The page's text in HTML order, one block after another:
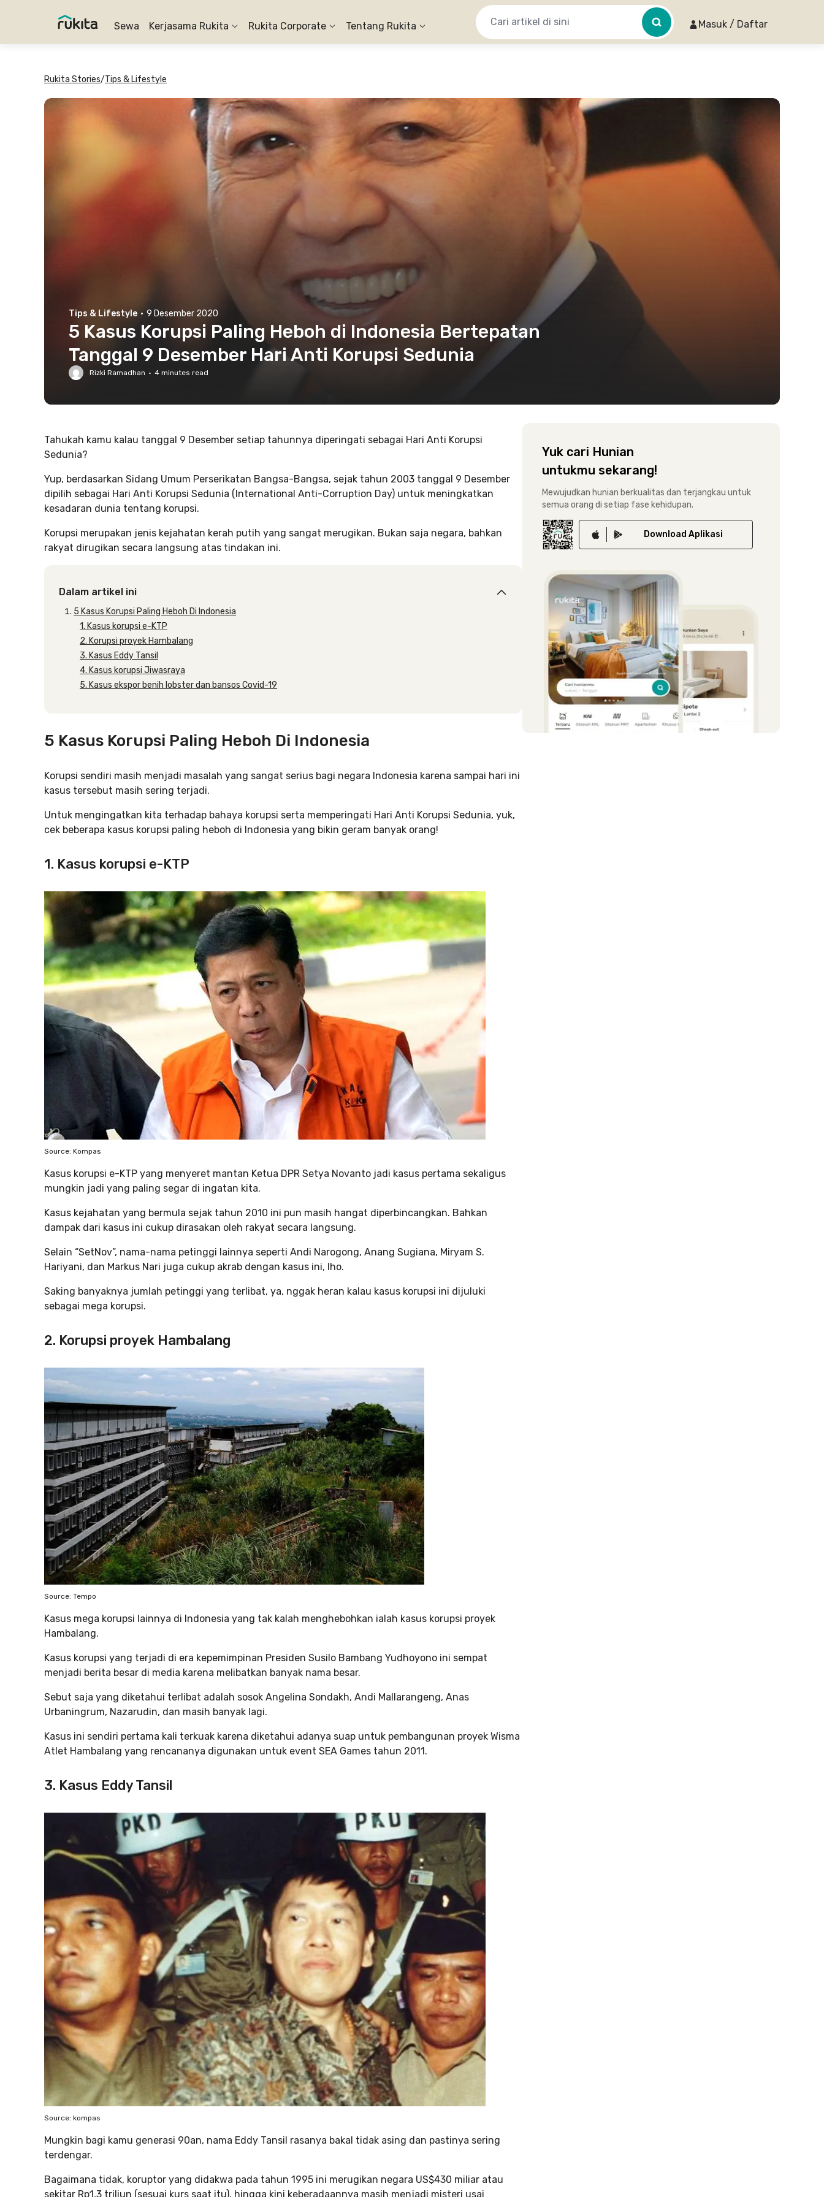
Sewa Kerjasama Rukita Rukita Corporate Tentang Rukita Masuk / Daftar
Rukita Stories/Tips & Lifestyle
Tips & Lifestyle · 9 Desember 2020
5 Kasus Korupsi Paling Heboh di Indonesia Bertepatan
Tanggal 9 Desember Hari Anti Korupsi Sedunia
Rizki Ramadhan · 4 minutes read
Tahukah kamu kalau tanggal 9 Desember setiap tahunnya diperingati sebagai Hari Anti Korupsi
Sedunia?
Yup, berdasarkan Sidang Umum Perserikatan Bangsa-Bangsa, sejak tahun 2003 tanggal 9 Desember
dipilih sebagai Hari Anti Korupsi Sedunia (International Anti-Corruption Day) untuk meningkatkan
kesadaran dunia tentang korupsi.
Korupsi merupakan jenis kejahatan kerah putih yang sangat merugikan. Bukan saja negara, bahkan
rakyat dirugikan secara langsung atas tindakan ini.
Dalam artikel ini
5 Kasus Korupsi Paling Heboh Di Indonesia
1. Kasus korupsi e-KTP
2. Korupsi proyek Hambalang
3. Kasus Eddy Tansil
4. Kasus korupsi Jiwasraya
5. Kasus ekspor benih lobster dan bansos Covid-19
5 Kasus Korupsi Paling Heboh Di Indonesia
Korupsi sendiri masih menjadi masalah yang sangat serius bagi negara Indonesia karena sampai hari ini
kasus tersebut masih sering terjadi.
Untuk mengingatkan kita terhadap bahaya korupsi serta memperingati Hari Anti Korupsi Sedunia, yuk,
cek beberapa kasus korupsi paling heboh di Indonesia yang bikin geram banyak orang!
1. Kasus korupsi e-KTP
Source: Kompas
Kasus korupsi e-KTP yang menyeret mantan Ketua DPR Setya Novanto jadi kasus pertama sekaligus
mungkin jadi yang paling segar di ingatan kita.
Kasus kejahatan yang bermula sejak tahun 2010 ini pun masih hangat diperbincangkan. Bahkan
dampak dari kasus ini cukup dirasakan oleh rakyat secara langsung.
Selain “SetNov”, nama-nama petinggi lainnya seperti Andi Narogong, Anang Sugiana, Miryam S.
Hariyani, dan Markus Nari juga cukup akrab dengan kasus ini, lho.
Saking banyaknya jumlah petinggi yang terlibat, ya, nggak heran kalau kasus korupsi ini dijuluki
sebagai mega korupsi.
2. Korupsi proyek Hambalang
Source: Tempo
Kasus mega korupsi lainnya di Indonesia yang tak kalah menghebohkan ialah kasus korupsi proyek
Hambalang.
Kasus korupsi yang terjadi di era kepemimpinan Presiden Susilo Bambang Yudhoyono ini sempat
menjadi berita besar di media karena melibatkan banyak nama besar.
Sebut saja yang diketahui terlibat adalah sosok Angelina Sondakh, Andi Mallarangeng, Anas
Urbaningrum, Nazarudin, dan masih banyak lagi.
Kasus ini sendiri pertama kali terkuak karena diketahui adanya suap untuk pembangunan proyek Wisma
Atlet Hambalang yang rencananya digunakan untuk event SEA Games tahun 2011.
3. Kasus Eddy Tansil
Source: kompas
Mungkin bagi kamu generasi 90an, nama Eddy Tansil rasanya bakal tidak asing dan pastinya sering
terdengar.
Bagaimana tidak, koruptor yang didakwa pada tahun 1995 ini merugikan negara US$430 miliar atau
sekitar Rp1,3 triliun (sesuai kurs saat itu), hingga kini keberadaannya masih menjadi misteri usai
Yuk cari Hunian
untukmu sekarang!
Mewujudkan hunian berkualitas dan terjangkau untuk
semua orang di setiap fase kehidupan.
Download Aplikasi